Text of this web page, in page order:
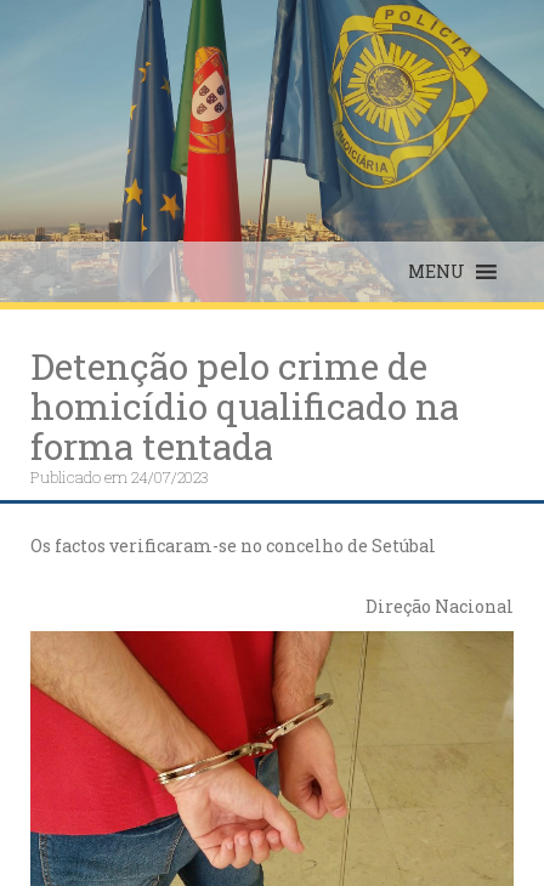
MENU
Detenção pelo crime de
homicídio qualificado na
forma tentada
Publicado em24/07/2023
Os factos verificaram-se no concelho de Setúbal
Direção Nacional